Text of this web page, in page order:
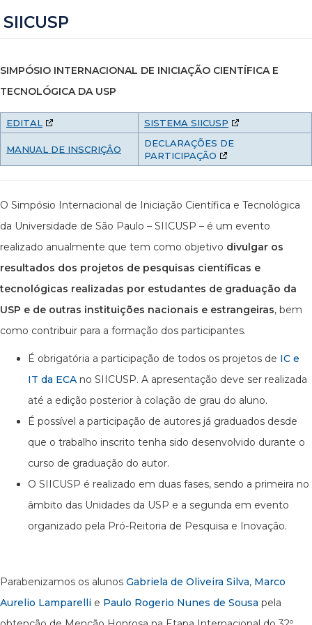
SIICUSP
SIMPÓSIO INTERNACIONAL DE INICIAÇÃO CIENTÍFICA E
TECNOLÓGICA DA USP
EDITAL SISTEMA SIICUSP
MANUAL DE INSCRIÇÂO
DECLARAÇÕES DE
PARTICIPAÇÃO
O Simpósio Internacional de Iniciação Científica e Tecnológica
da Universidade de São Paulo – SIICUSP – é um evento
realizado anualmente que tem como objetivo divulgar os
resultados dos projetos de pesquisas científicas e
tecnológicas realizadas por estudantes de graduação da
USP e de outras instituições nacionais e estrangeiras, bem
como contribuir para a formação dos participantes.
É obrigatória a participação de todos os projetos de IC e
IT da ECA no SIICUSP. A apresentação deve ser realizada
até a edição posterior à colação de grau do aluno.
É possível a participação de autores já graduados desde
que o trabalho inscrito tenha sido desenvolvido durante o
curso de graduação do autor.
O SIICUSP é realizado em duas fases, sendo a primeira no
âmbito das Unidades da USP e a segunda em evento
organizado pela Pró-Reitoria de Pesquisa e Inovação.
Parabenizamos os alunos Gabriela de Oliveira Silva, Marco
Aurelio Lamparelli e Paulo Rogerio Nunes de Sousa pela